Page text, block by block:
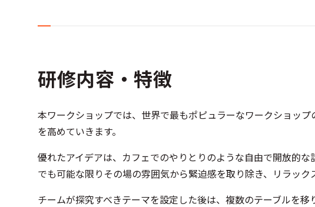
研修内容・特徴
本ワークショップでは、世界で最もポピュラーなワークショッ
を高めていきます。
優れたアイデアは、カフェでのやりとりのような自由で開放的
でも可能な限りその場の雰囲気から緊迫感を取り除き、リラック
チームが探究すべきテーマを設定した後は、複数のテーブルを